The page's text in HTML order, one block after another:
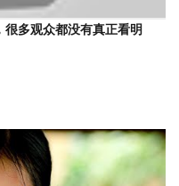
很多观众都没有真正看明